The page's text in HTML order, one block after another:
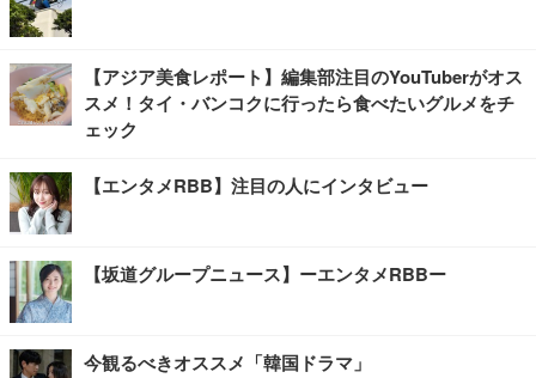
【アジア美食レポート】編集部注目のYouTuberがオス
スメ！タイ・バンコクに行ったら食べたいグルメをチ
ェック
【エンタメRBB】注目の人にインタビュー
【坂道グループニュース】ーエンタメRBBー
今観るべきオススメ「韓国ドラマ」